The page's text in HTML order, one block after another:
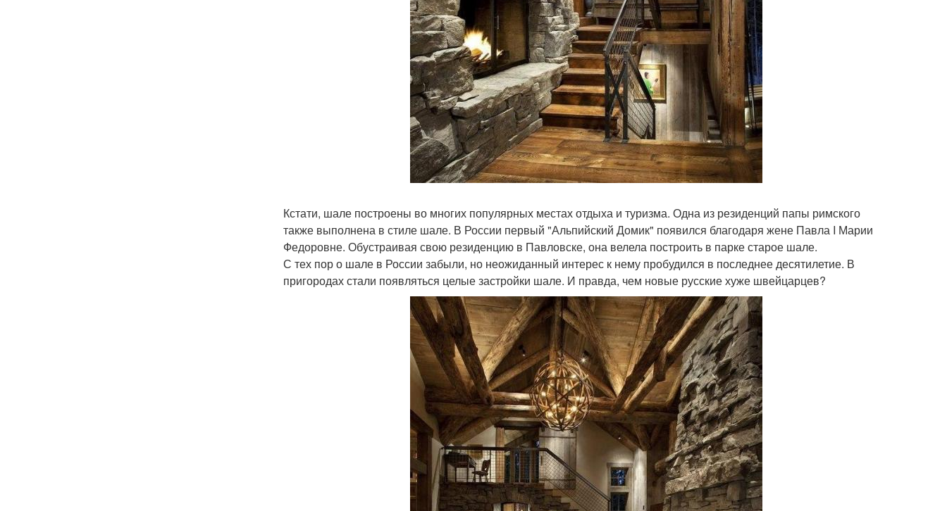
Кстати, шале построены во многих популярных местах отдыха и туризма. Одна из резиденций папы римского
также выполнена в стиле шале. В России первый "Альпийский Домик" появился благодаря жене Павла I Марии
Федоровне. Обустраивая свою резиденцию в Павловске, она велела построить в парке старое шале.
С тех пор о шале в России забыли, но неожиданный интерес к нему пробудился в последнее десятилетие. В
пригородах стали появляться целые застройки шале. И правда, чем новые русские хуже швейцарцев?